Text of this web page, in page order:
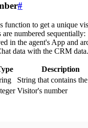
#
function to get a unique
numbered
in the agent's App and
data with the CRM data.
Description
String that contains
Visitor's number